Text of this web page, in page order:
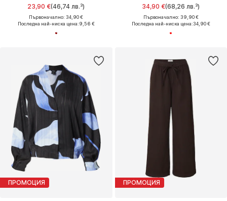
23,90 €(46,74 лв.³)
Първоначално: 34,90 €
Последна най-ниска цена:9,56 €
34,90 €(68,26 лв.³)
Първоначално: 39,90 €
Последна най-ниска цена:34,90 €
ПРОМОЦИЯ ПРОМОЦИЯ